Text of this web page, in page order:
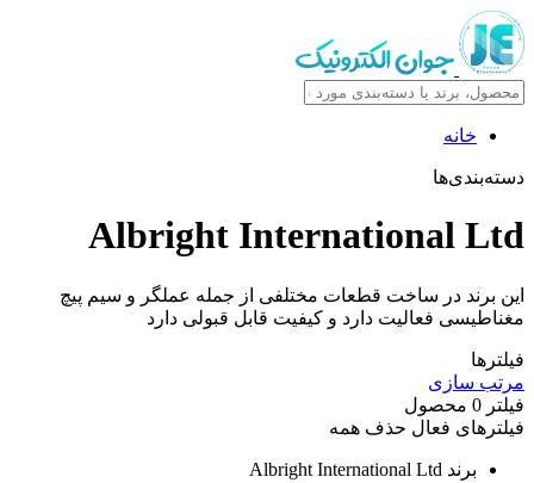
خانه
دسته‌بندی‌ها
Albright International Ltd
این برند در ساخت قطعات مختلفی از جمله عملگر و سیم پیچ
مغناطیسی فعالیت دارد و کیفیت قابل قبولی دارد
فیلترها
مرتب سازی
فیلتر 0 محصول
فیلترهای فعال حذف همه
برند Albright International Ltd